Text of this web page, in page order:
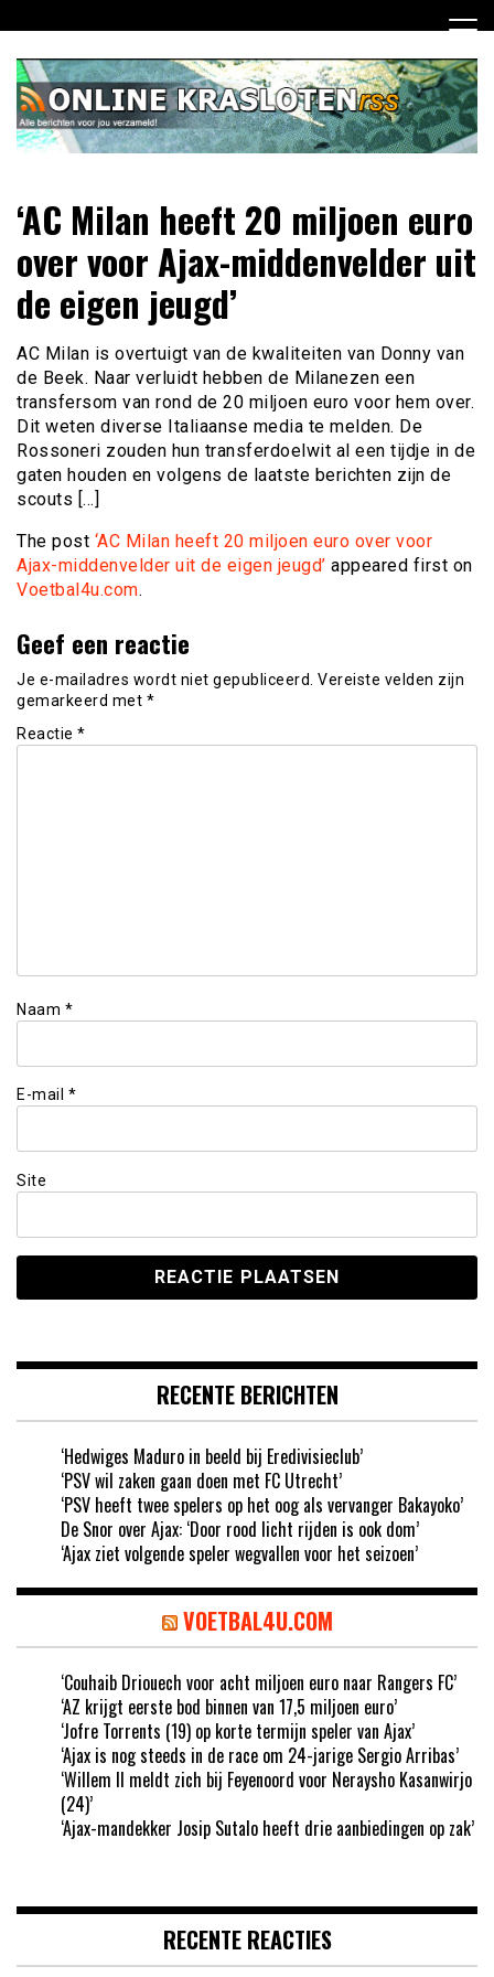
naar
inhoud
Online Krasloten RSS
jou verzameld
‘AC Milan heeft 20 miljoen euro
over voor Ajax-middenvelder uit
de eigen jeugd’
AC Milan is overtuigt van de kwaliteiten van Donny van
de Beek. Naar verluidt hebben de Milanezen een
transfersom van rond de 20 miljoen euro voor hem over.
Dit weten diverse Italiaanse media te melden. De
Rossoneri zouden hun transferdoelwit al een tijdje in de
gaten houden en volgens de laatste berichten zijn de
scouts […]
The post ‘AC Milan heeft 20 miljoen euro over voor
Ajax-middenvelder uit de eigen jeugd’ appeared first on
Voetbal4u.com.
Geef een reactie
Je e-mailadres wordt niet gepubliceerd. Vereiste velden zijn
gemarkeerd met *
Reactie *
Naam *
E-mail *
Site
RECENTE BERICHTEN
‘Hedwiges Maduro in beeld bij Eredivisieclub’
‘PSV wil zaken gaan doen met FC Utrecht’
‘PSV heeft twee spelers op het oog als vervanger Bakayoko’
De Snor over Ajax: ‘Door rood licht rijden is ook dom’
‘Ajax ziet volgende speler wegvallen voor het seizoen’
VOETBAL4U.COM
‘Couhaib Driouech voor acht miljoen euro naar Rangers FC’
‘AZ krijgt eerste bod binnen van 17,5 miljoen euro’
‘Jofre Torrents (19) op korte termijn speler van Ajax’
‘Ajax is nog steeds in de race om 24-jarige Sergio Arribas’
‘Willem II meldt zich bij Feyenoord voor Neraysho Kasanwirjo
(24)’
‘Ajax-mandekker Josip Sutalo heeft drie aanbiedingen op zak’
RECENTE REACTIES